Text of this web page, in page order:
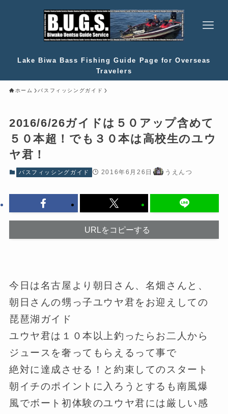
Lake Biwa Bass Fishing Guide Page for Overseas
Travelers
ホーム バスフィッシングガイド
2016/6/26ガイドは５０アップ含めて
５０本超！でも３０本は高校生のユウ
ヤ君！
バスフィッシングガイド 2016年6月26日 うえんつ
URLをコピーする
今日は名古屋より朝日さん、名畑さんと、
朝日さんの甥っ子ユウヤ君をお迎えしての
琵琶湖ガイド
ユウヤ君は１０本以上釣ったらお二人から
ジュースを奢ってもらえるって事で
絶対に達成させる！と約束してのスタート
朝イチのポイントに入ろうとするも南風爆
風でボート初体験のユウヤ君には厳しい感